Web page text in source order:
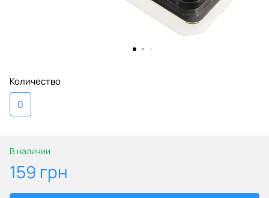
Количество
0
В наличии
159 грн